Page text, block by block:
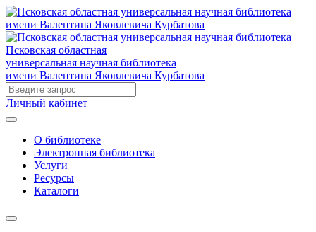
Псковская областная
универсальная научная библиотека
имени Валентина Яковлевича Курбатова
Личный кабинет
О библиотеке
Электронная библиотека
Услуги
Ресурсы
Каталоги